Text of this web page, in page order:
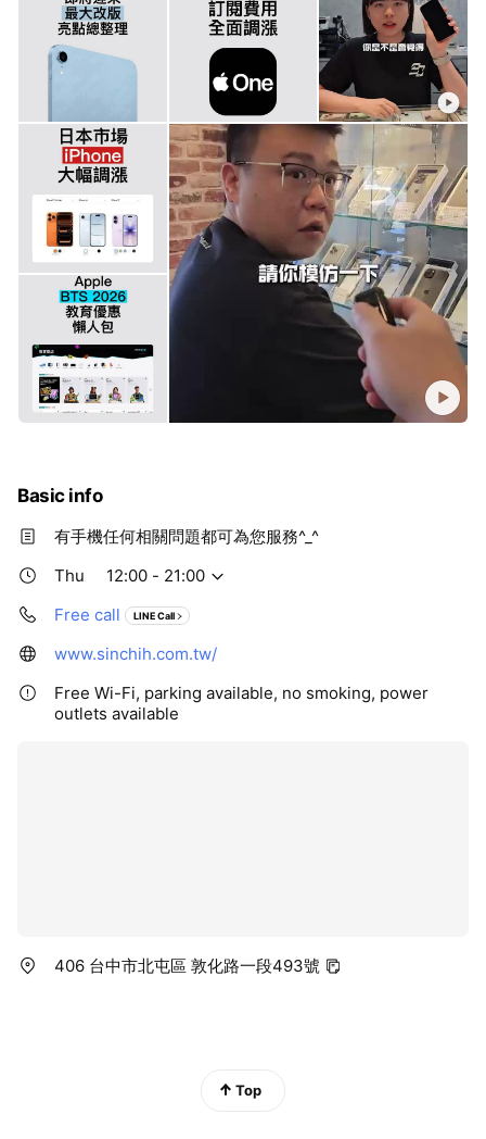
Basic info
有手機任何相關問題都可為您服務^_^
Thu
12:00 - 21:00
Free call
LINE Call
www.sinchih.com.tw/
Free Wi-Fi, parking available, no smoking, power
outlets available
406 台中市北屯區 敦化路一段493號
Top